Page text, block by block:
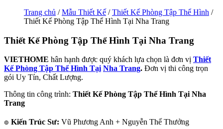
Trang chủ /Mẫu Thiết Kế /Thiết Kế Phòng Tập Thể Hình /
Thiết Kế Phòng Tập Thể Hình Tại Nha Trang
Thiết Kế Phòng Tập Thể Hình Tại Nha Trang
VIETHOME hân hạnh được quý khách lựa chọn là đơn vị Thiết
Kế Phòng Tập Thể Hình Tại Nha Trang. Đơn vị thi công trọn
gói Uy Tín, Chất Lượng.
Thông tin công trình: Thiết Kế Phòng Tập Thể Hình Tại Nha
Trang
๏ Kiến Trúc Sư: Vũ Phương Anh + Nguyễn Thế Thưởng